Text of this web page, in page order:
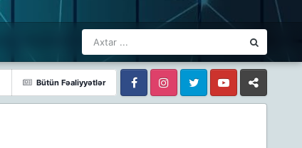
Bütün Fəaliyyətlər
FacebookFacebookTwitter Youtube Whatsapp